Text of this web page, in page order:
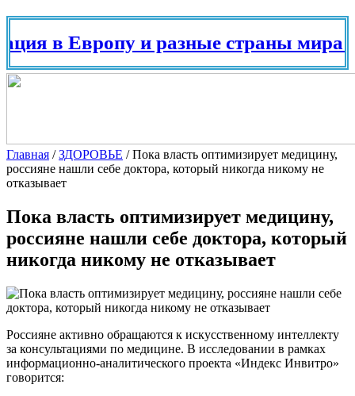
в Европу и разные страны мира в
Главная /ЗДОРОВЬЕ /Пока власть оптимизирует медицину,
россияне нашли себе доктора, который никогда никому не
отказывает
Пока власть оптимизирует медицину,
россияне нашли себе доктора, который
никогда никому не отказывает
Россияне активно обращаются к искусственному интеллекту
за консультациями по медицине. В исследовании в рамках
информационно-аналитического проекта «Индекс Инвитро»
говорится: